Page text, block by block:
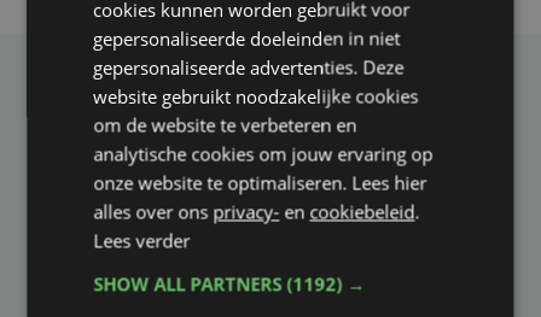
Taalfout opgemerkt?
Heb je een taal- of schrijffout opgemerkt in dit
artikel?
Laat het ons weten
cookies kunnen worden gebruikt voor
gepersonaliseerde doeleinden in niet
gepersonaliseerde advertenties. Deze
website gebruikt noodzakelijke cookies
om de website te verbeteren en
analytische cookies om jouw ervaring op
onze website te optimaliseren. Lees hier
alles over ons privacy- en cookiebeleid.
Lees verder
SHOW ALL PARTNERS(1192) →